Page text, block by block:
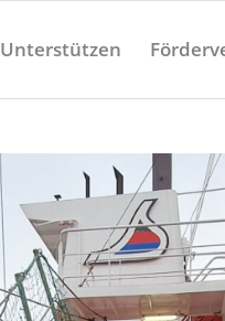
Unterstützen